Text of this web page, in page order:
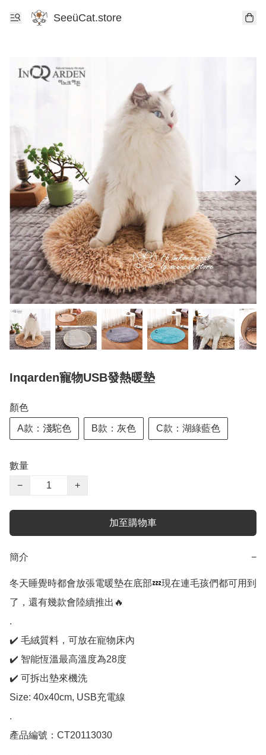
SeeüCat.store
Inqarden寵物USB發熱暖墊
顏色
A款：淺駝色 B款：灰色 C款：湖綠藍色
數量
−
+
加至購物車
簡介 −
冬天睡覺時都會放張電暖墊在底部💤現在連毛孩們都可用到
了，還有幾款會陸續推出🔥
.
✔️ 毛絨質料，可放在寵物床內
✔️ 智能恆溫最高溫度為28度
✔️ 可拆出墊來機洗
Size: 40x40cm, USB充電線
.
產品編號：CT20113030